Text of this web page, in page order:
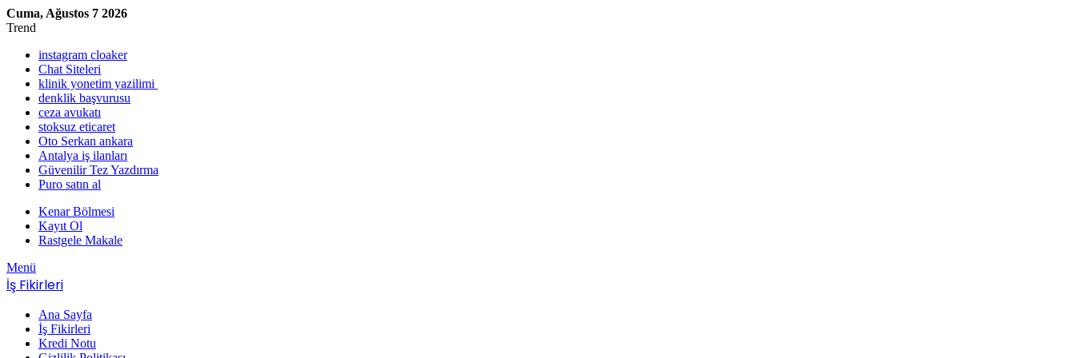
Cuma, Ağustos 7 2026
Trend
instagram cloaker
Chat Siteleri
klinik yonetim yazilimi
denklik başvurusu
ceza avukatı
stoksuz eticaret
Oto Serkan ankara
Antalya iş ilanları
Güvenilir Tez Yazdırma
Puro satın al
Kenar Bölmesi
Kayıt Ol
Rastgele Makale
Menü
İş Fikirleri
Ana Sayfa
İş Fikirleri
Kredi Notu